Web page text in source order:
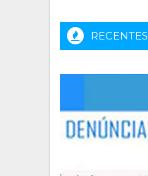
RECENTES